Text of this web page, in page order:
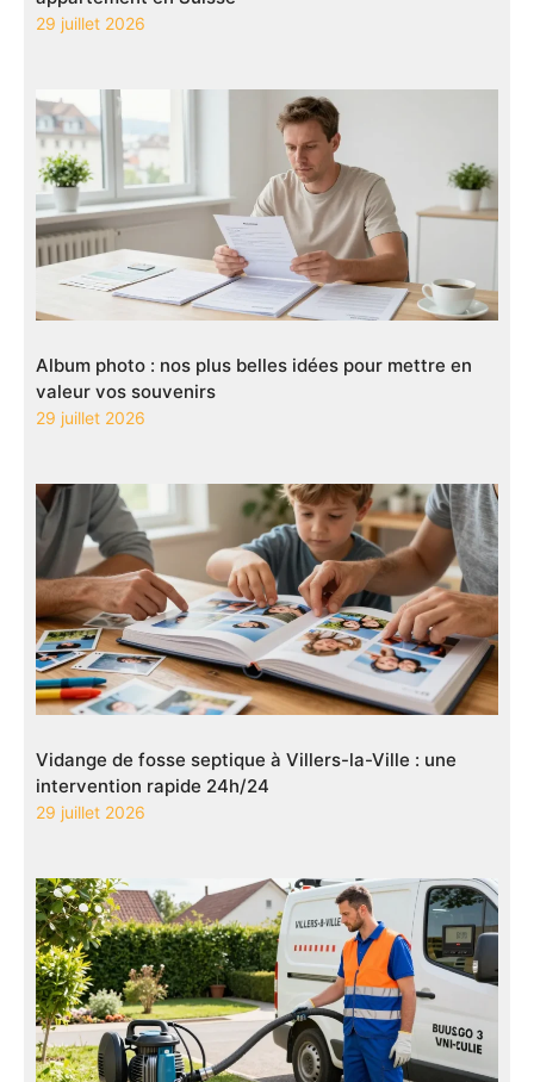
29 juillet 2026
Album photo : nos plus belles idées pour mettre en
valeur vos souvenirs
29 juillet 2026
Vidange de fosse septique à Villers-la-Ville : une
intervention rapide 24h/24
29 juillet 2026